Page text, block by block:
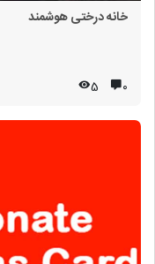
خانه درختی هوشمند
۰ 5